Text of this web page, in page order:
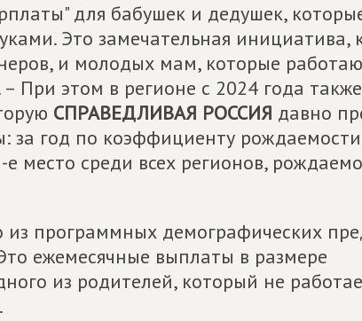
для бабушек и дедушек,
Это замечательная инициатива,
и молодых мам, которые
При этом в регионе с 2024 года
СПРАВЕДЛИВАЯ РОССИЯ давно
за год по коэффициенту
место среди всех регионов,
из программных демографических
ежемесячные выплаты в размере
из родителей, который не